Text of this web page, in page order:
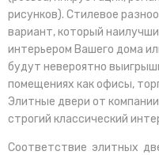
рисунков). Стилевое
вариант, который
интерьером Вашего дома
будут невероятно
помещениях как офисы,
Элитные двери от
строгий классический
Соответствие элитных